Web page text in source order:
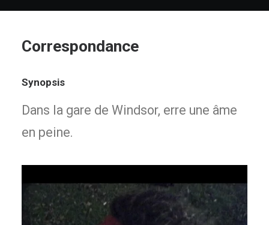
Correspondance
Synopsis
Dans la gare de Windsor, erre une âme
en peine.